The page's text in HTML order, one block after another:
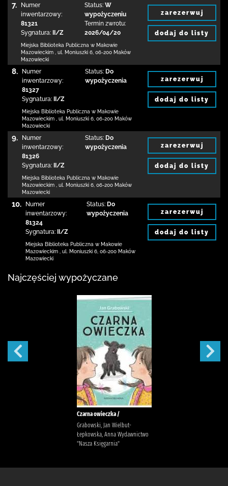
7.
Numer
inwentarzowy:
81321
Sygnatura:
II/Z
Status: W
wypożyczeniu
Termin zwrotu:
2026/04/20
Miejska Biblioteka Publiczna w Makowie
Mazowieckim
ul. Moniuszki 6 06-200 Maków
Mazowiecki
zarezerwuj
dodaj do listy
8.
Numer
inwentarzowy:
81327
Sygnatura:
II/Z
Status: Do
wypożyczenia
Miejska Biblioteka Publiczna w Makowie
Mazowieckim
ul. Moniuszki 6 06-200 Maków
Mazowiecki
zarezerwuj
dodaj do listy
9.
Numer
inwentarzowy:
81326
Sygnatura:
II/Z
Status: Do
wypożyczenia
Miejska Biblioteka Publiczna w Makowie
Mazowieckim
ul. Moniuszki 6 06-200 Maków
Mazowiecki
zarezerwuj
dodaj do listy
10.
Numer
inwentarzowy:
81324
Sygnatura:
II/Z
Status: Do
wypożyczenia
Miejska Biblioteka Publiczna w Makowie
Mazowieckim
ul. Moniuszki 6 06-200 Maków
Mazowiecki
zarezerwuj
dodaj do listy
Najczęściej wypożyczane
Czarna owieczka /
Grabowski, Jan Wielbut-
Łepkowska, Anna Wydawnictwo
"Nasza Księgarnia"